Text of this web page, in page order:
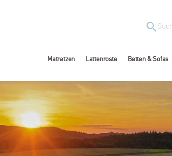
Matratzen Lattenroste Betten & Sofas